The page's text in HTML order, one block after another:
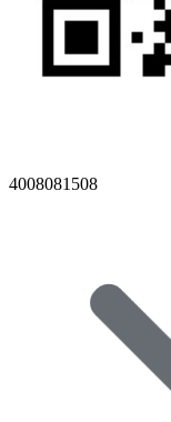
4008081508